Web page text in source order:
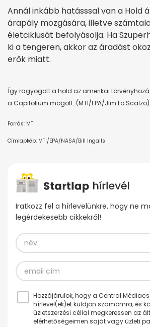
Annál inkább hatásssal van a Hold
árapály mozgására, illetve
életciklusát befolyásolja. Ha
ki a tengeren, akkor az áradást
erők miatt.
Így ragyogott a hold az amerikai
a Capitolium mögött. (MTI/EPA/Jim Lo Scalzo)
Forrás: MTI
Címlapkép: MTI/EPA/NASA/Bill Ingalls
Iratkozz fel a hírlevelünkre, hogy ne
legérdekesebb cikkekről!
Hozzájárulok, hogy a Central
hírlevel(ek)et küldjön számomra, és
üzletszerzési céllal megkeressen az
elérhetőségeimen saját vagy üzleti